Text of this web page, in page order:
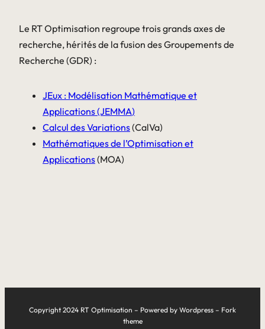
Le RT Optimisation regroupe trois grands axes de
recherche, hérités de la fusion des Groupements de
Recherche (GDR) :
JEux : Modélisation Mathématique et
Applications (JEMMA)
Calcul des Variations(CalVa)
Mathématiques de l’Optimisation et
Applications(MOA)
Copyright 2024 RT Optimisation – Powered by Wordpress – Fork
theme